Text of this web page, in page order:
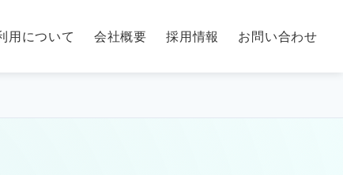
用について 会社概要 採用情報 お問い合わせ